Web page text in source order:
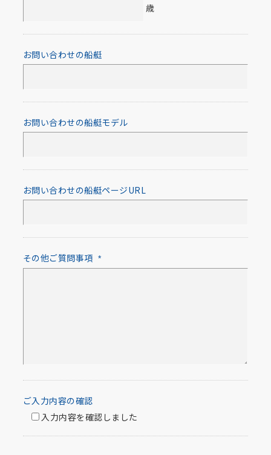
歳
お問い合わせの船艇
お問い合わせの船艇モデル
お問い合わせの船艇ページURL
その他ご質問事項 *
ご入力内容の確認
入力内容を確認しました